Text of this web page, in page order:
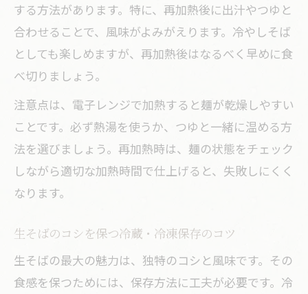
する方法があります。特に、再加熱後に出汁やつゆと
合わせることで、風味がよみがえります。冷やしそば
としても楽しめますが、再加熱後はなるべく早めに食
べ切りましょう。
注意点は、電子レンジで加熱すると麺が乾燥しやすい
ことです。必ず熱湯を使うか、つゆと一緒に温める方
法を選びましょう。再加熱時は、麺の状態をチェック
しながら適切な加熱時間で仕上げると、失敗しにくく
なります。
生そばのコシを保つ冷蔵・冷凍保存のコツ
生そばの最大の魅力は、独特のコシと風味です。その
食感を保つためには、保存方法に工夫が必要です。冷